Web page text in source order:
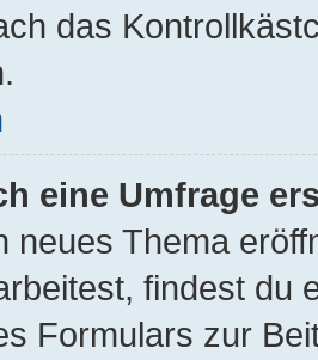
das
eine Umfrage
neues Thema
findest du
Formulars zur